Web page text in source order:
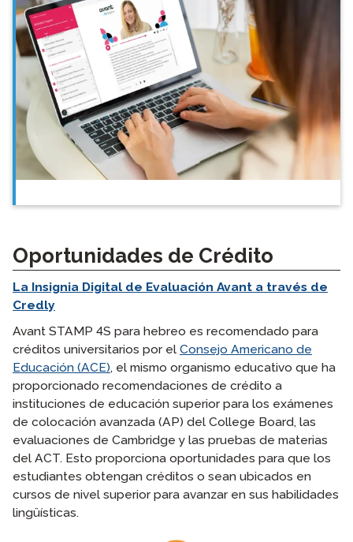
Oportunidades de Crédito
La Insignia Digital de Evaluación Avant a través de
Credly
Avant STAMP 4S para hebreo es recomendado para
créditos universitarios por el Consejo Americano de
Educación (ACE), el mismo organismo educativo que ha
proporcionado recomendaciones de crédito a
instituciones de educación superior para los exámenes
de colocación avanzada (AP) del College Board, las
evaluaciones de Cambridge y las pruebas de materias
del ACT. Esto proporciona oportunidades para que los
estudiantes obtengan créditos o sean ubicados en
cursos de nivel superior para avanzar en sus habilidades
lingüísticas.